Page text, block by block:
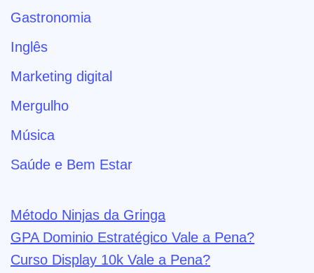
Gastronomia
Inglês
Marketing digital
Mergulho
Música
Saúde e Bem Estar
Método Ninjas da Gringa
GPA Dominio Estratégico Vale a Pena?
Curso Display 10k Vale a Pena?